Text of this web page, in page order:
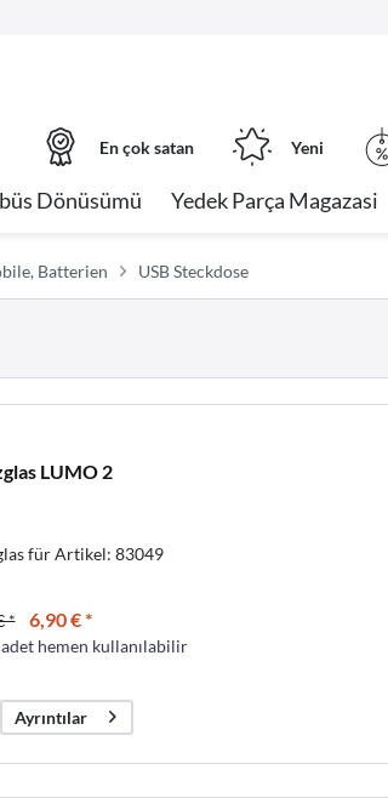
En çok satan Yeni
Dönüsümü Yedek Parça Magazasi
Batterien USB Steckdose
LUMO 2
für Artikel: 83049
* 6,90 € *
hemen kullanılabilir
Ayrıntılar